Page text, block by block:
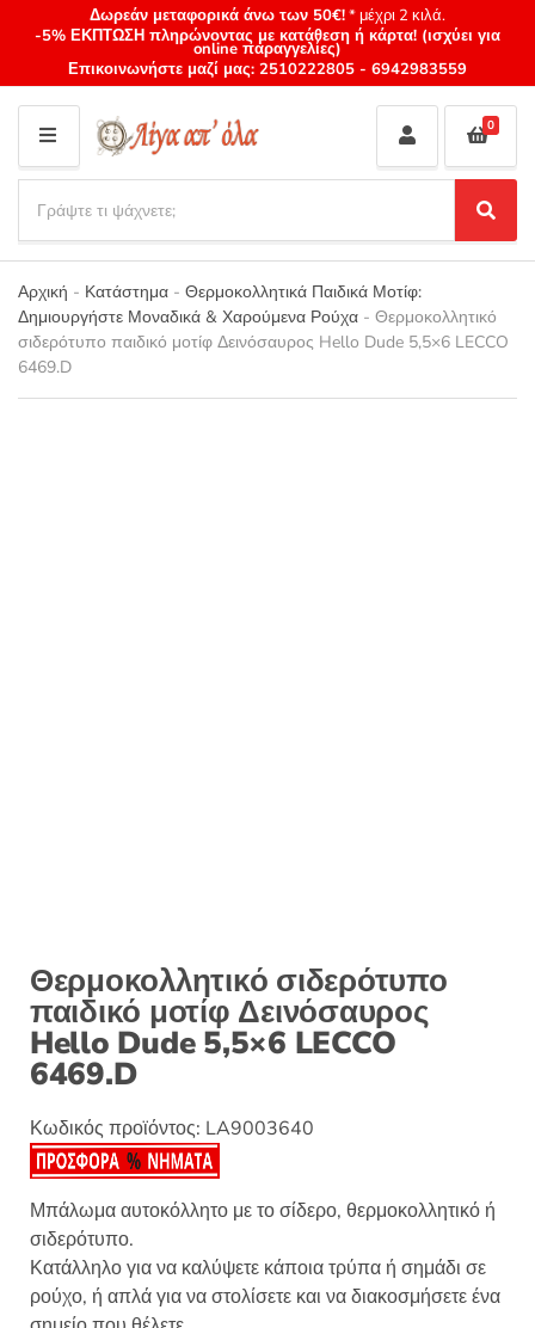
Δωρεάν μεταφορικά άνω των 50€!* μέχρι 2 κιλά.
-5% ΕΚΠΤΩΣΗ πληρώνοντας με κατάθεση ή κάρτα! (ισχύει για
online παραγγελίες)
Επικοινωνήστε μαζί μας: 2510222805 - 6942983559
M
E
N
U
Category
name
a
r
c
h
p
r
o
S
e
a
c
h
0
Αρχική - Κατάστημα - Θερμοκολλητικά Παιδικά Μοτίφ:
Δημιουργήστε Μοναδικά & Χαρούμενα Ρούχα - Θερμοκολλητικό
σιδερότυπο παιδικό μοτίφ Δεινόσαυρος Hello Dude 5,5×6 LECCO
6469.D
Θερμοκολλητικό σιδερότυπο
παιδικό μοτίφ Δεινόσαυρος
Hello Dude 5,5×6 LECCO
6469.D
Κωδικός προϊόντος: LA9003640
Μπάλωμα αυτοκόλλητο με το σίδερο, θερμοκολλητικό ή
σιδερότυπο.
Κατάλληλο για να καλύψετε κάποια τρύπα ή σημάδι σε
ρούχο, ή απλά για να στολίσετε και να διακοσμήσετε ένα